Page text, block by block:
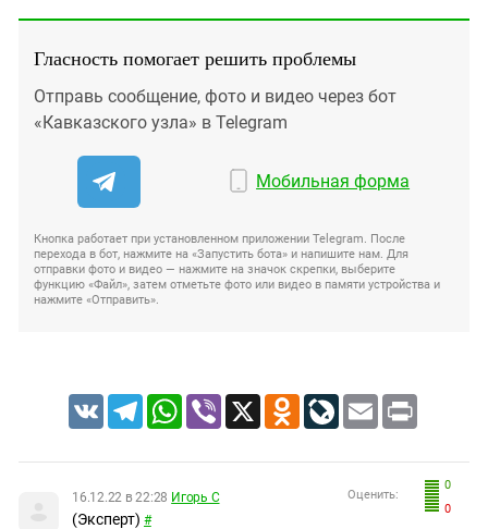
Гласность помогает решить проблемы
Отправь сообщение, фото и видео через бот
«Кавказского узла» в Telegram
Мобильная форма
Кнопка работает при установленном приложении Telegram. После
перехода в бот, нажмите на «Запустить бота» и напишите нам. Для
отправки фото и видео — нажмите на значок скрепки, выберите
функцию «Файл», затем отметьте фото или видео в памяти устройства и
нажмите «Отправить».
VK TelegramWhatsApp
Viber X Odnoklassniki
LiveJournal
Email Print
0
0
Оценить:
16.12.22 в 22:28 Игорь С
(Эксперт) #